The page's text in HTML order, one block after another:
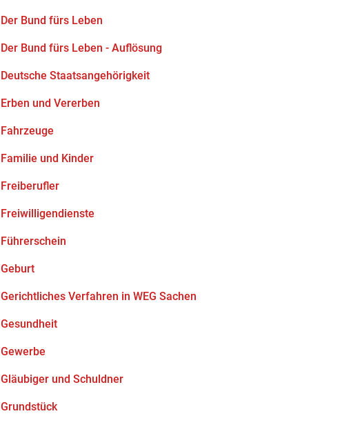
Der Bund fürs Leben
Der Bund fürs Leben - Auflösung
Deutsche Staatsangehörigkeit
Erben und Vererben
Fahrzeuge
Familie und Kinder
Freiberufler
Freiwilligendienste
Führerschein
Geburt
Gerichtliches Verfahren in WEG Sachen
Gesundheit
Gewerbe
Gläubiger und Schuldner
Grundstück